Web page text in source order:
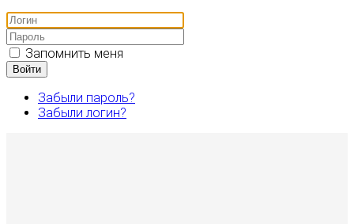
Запомнить меня
Войти
Забыли пароль?
Забыли логин?